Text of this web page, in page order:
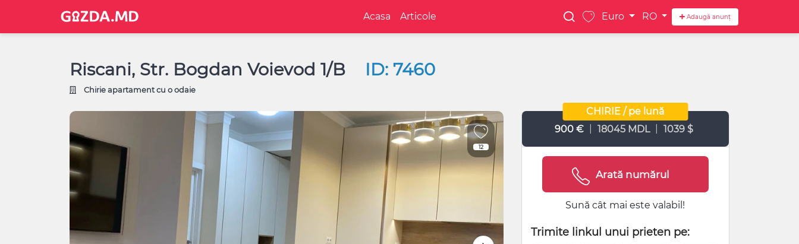
Acasa Articole Euro RO Adaugă anunț
Riscani, Str. Bogdan Voievod 1/B ID: 7460
Chirie apartament cu o odaie
12
CHIRIE / pe lună
900 €
18045 MDL 1039 $
Arată numărul
Sună cât mai este valabil!
Trimite linkul unui prieten pe: